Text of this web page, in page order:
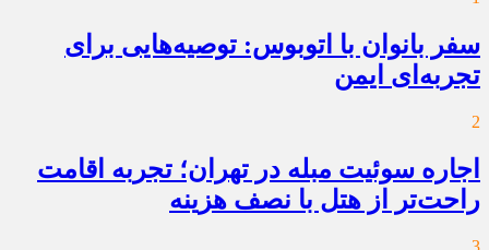
سفر بانوان با اتوبوس: توصیه‌هایی برای
تجربه‌ای ایمن
2
اجاره سوئیت مبله در تهران؛ تجربه اقامت
راحت‌تر از هتل با نصف هزینه
3